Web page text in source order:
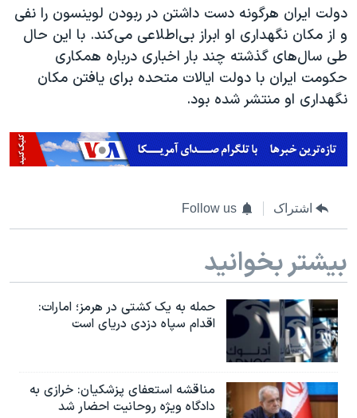
دولت ایران هرگونه دست داشتن در ربودن لوینسون را نفی
و از مکان نگهداری او ابراز بی‌اطلاعی می‌کند. با این حال
طی سال‌های گذشته چند بار اخباری درباره همکاری
حکومت ایران با دولت ایالات متحده برای یافتن مکان
نگهداری او منتشر شده بود.
اشتراک Follow us
بیشتر بخوانید
حمله به یک کشتی در هرمز؛ امارات:
اقدام سپاه دزدی دریای است
مناقشه استعفای پزشکیان: خرازی به
دادگاه ویژه روحانیت احضار شد